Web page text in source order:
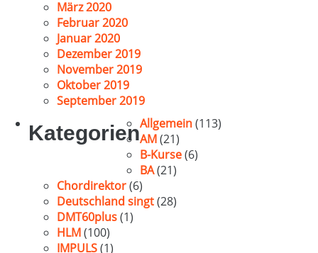
März 2020
Februar 2020
Januar 2020
Dezember 2019
November 2019
Oktober 2019
September 2019
KategorienAllgemein(113)
AM(21)
B-Kurse(6)
BA(21)
Chordirektor(6)
Deutschland singt(28)
DMT60plus(1)
HLM(100)
IMPULS(1)